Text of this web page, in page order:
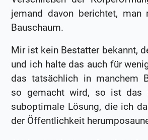
jemand davon berichtet, man
Bauschaum.
Mir ist kein Bestatter bekannt,
und ich halte das auch für
das tatsächlich in manchem
so gemacht wird, so ist das
suboptimale Lösung, die ich
der Öffentlichkeit